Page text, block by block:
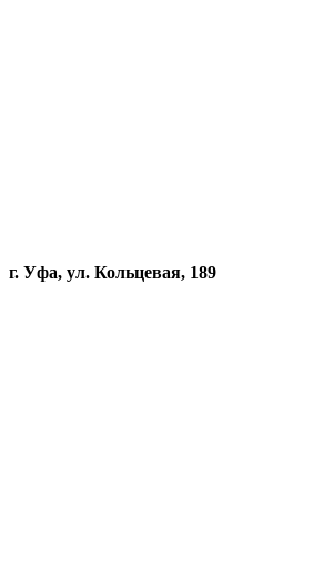
г. Уфа, ул. Кольцевая, 189